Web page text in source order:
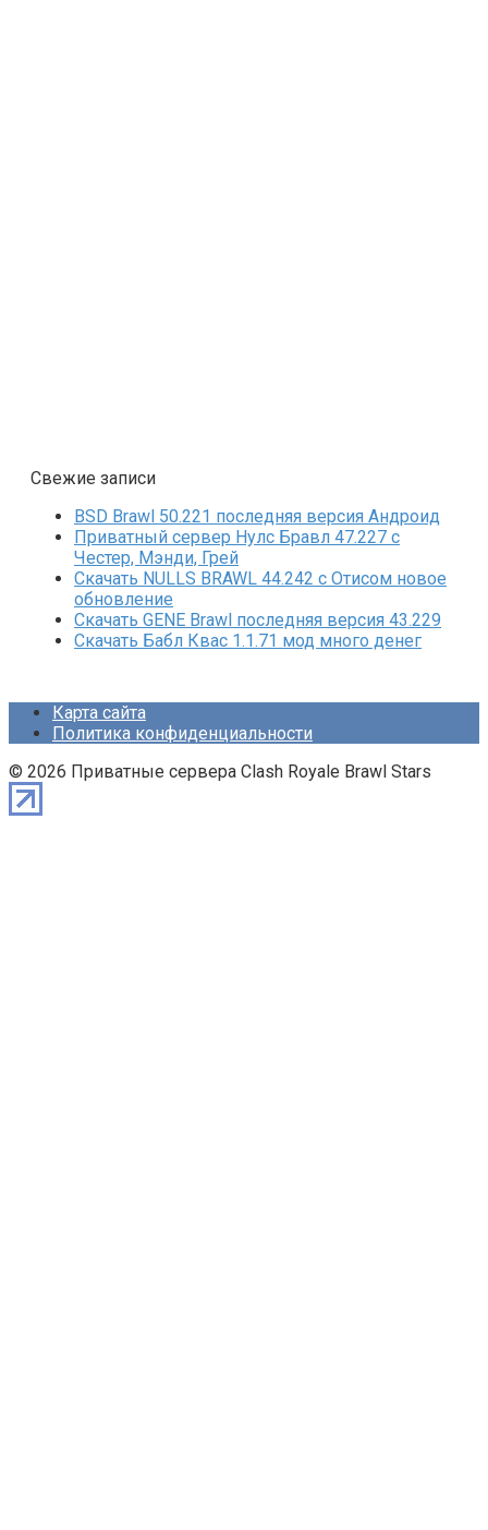
Свежие записи
BSD Brawl 50.221 последняя версия Андроид
Приватный сервер Нулс Бравл 47.227 с
Честер, Мэнди, Грей
Скачать NULLS BRAWL 44.242 с Отисом новое
обновление
Скачать GENE Brawl последняя версия 43.229
Скачать Бабл Квас 1.1.71 мод много денег
Карта сайта
Политика конфиденциальности
© 2026 Приватные сервера Clash Royale Brawl Stars